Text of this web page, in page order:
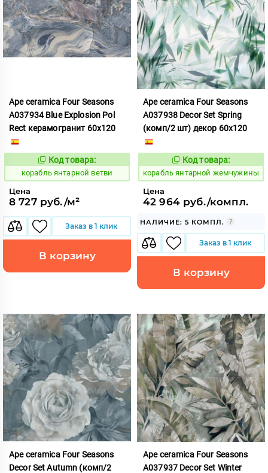
Ape ceramica Four Seasons
A037934 Blue Explosion Pol
Rect керамогранит 60x120
781009
Код товара:
корабль янтарной ветви
Цена
8 727 руб./м²
Заказ в 1 клик
В корзину
Ape ceramica Four Seasons
A037938 Decor Set Spring
(комп/2 шт) декор 60x120
781026
Код товара:
корабль янтарной жемчужины
Цена
42 964 руб./компл.
НАЛИЧИЕ: 5 КОМПЛ.
Заказ в 1 клик
В корзину
Ape ceramica Four Seasons
Decor Set Autumn (комп/2
Ape ceramica Four Seasons
A037937 Decor Set Winter